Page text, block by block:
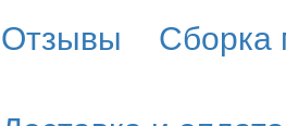
Отзывы
Сборка